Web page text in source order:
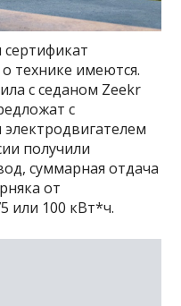
технике имеются.
с седаном Zeekr
с
получили
суммарная отдача
от
или 100 кВт*ч.